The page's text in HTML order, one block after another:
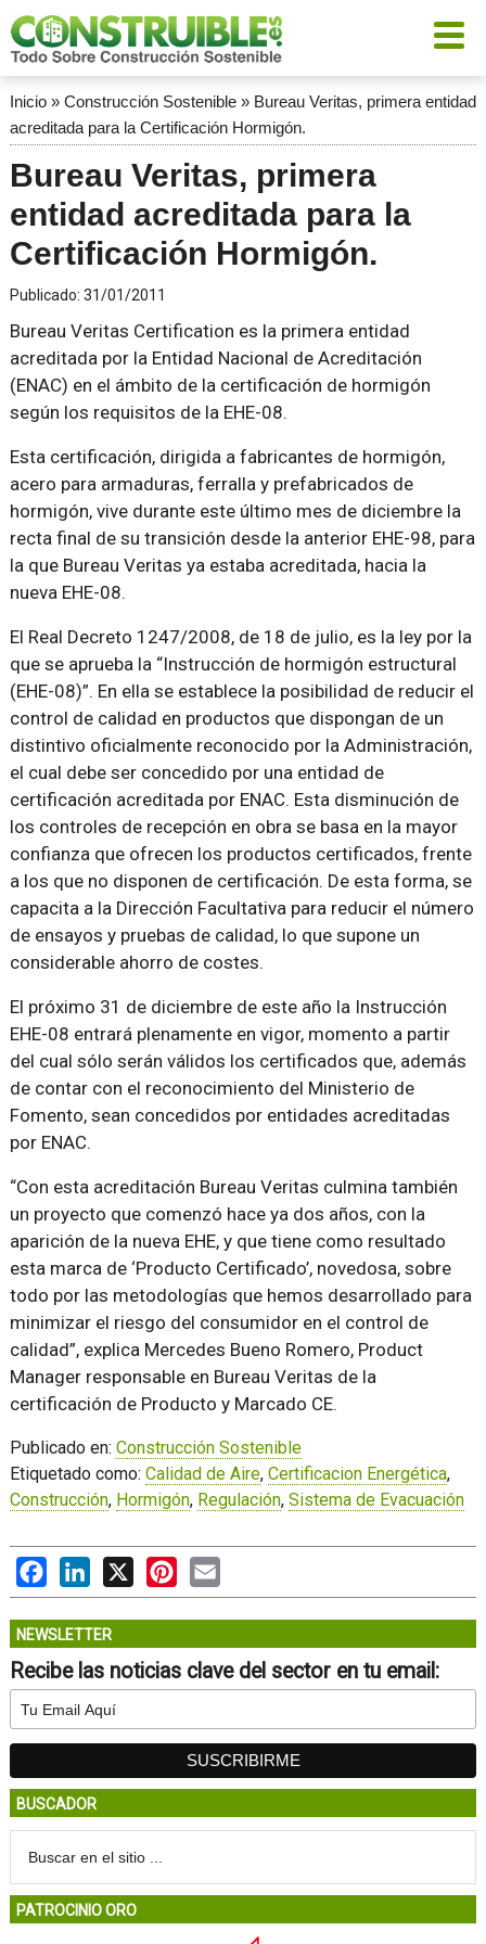
Inicio» Construcción Sostenible» Bureau Veritas, primera entidad
acreditada para la Certificación Hormigón.
Bureau Veritas, primera
entidad acreditada para la
Certificación Hormigón.
Publicado: 31/01/2011
Bureau Veritas Certification es la primera entidad
acreditada por la Entidad Nacional de Acreditación
(ENAC) en el ámbito de la certificación de hormigón
según los requisitos de la EHE-08.
Esta certificación, dirigida a fabricantes de hormigón,
acero para armaduras, ferralla y prefabricados de
hormigón, vive durante este último mes de diciembre la
recta final de su transición desde la anterior EHE-98, para
la que Bureau Veritas ya estaba acreditada, hacia la
nueva EHE-08.
El Real Decreto 1247/2008, de 18 de julio, es la ley por la
que se aprueba la “Instrucción de hormigón estructural
(EHE-08)”. En ella se establece la posibilidad de reducir el
control de calidad en productos que dispongan de un
distintivo oficialmente reconocido por la Administración,
el cual debe ser concedido por una entidad de
certificación acreditada por ENAC. Esta disminución de
los controles de recepción en obra se basa en la mayor
confianza que ofrecen los productos certificados, frente
a los que no disponen de certificación. De esta forma, se
capacita a la Dirección Facultativa para reducir el número
de ensayos y pruebas de calidad, lo que supone un
considerable ahorro de costes.
El próximo 31 de diciembre de este año la Instrucción
EHE-08 entrará plenamente en vigor, momento a partir
del cual sólo serán válidos los certificados que, además
de contar con el reconocimiento del Ministerio de
Fomento, sean concedidos por entidades acreditadas
por ENAC.
“Con esta acreditación Bureau Veritas culmina también
un proyecto que comenzó hace ya dos años, con la
aparición de la nueva EHE, y que tiene como resultado
esta marca de ‘Producto Certificado’, novedosa, sobre
todo por las metodologías que hemos desarrollado para
minimizar el riesgo del consumidor en el control de
calidad”, explica Mercedes Bueno Romero, Product
Manager responsable en Bureau Veritas de la
certificación de Producto y Marcado CE.
Publicado en: Construcción Sostenible
Etiquetado como: Calidad de Aire, Certificacion Energética,
Construcción, Hormigón, Regulación, Sistema de Evacuación
FacebookLinkedIn
X PinterestEmail
NEWSLETTER
Recibe las noticias clave del sector en tu email:
BUSCADOR
PATROCINIO ORO